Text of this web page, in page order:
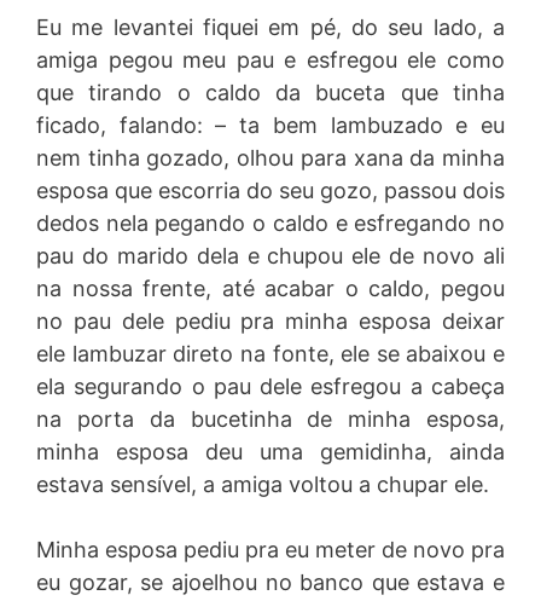
Eu me levantei fiquei em pé, do seu lado, a
amiga pegou meu pau e esfregou ele como
que tirando o caldo da buceta que tinha
ficado, falando: – ta bem lambuzado e eu
nem tinha gozado, olhou para xana da minha
esposa que escorria do seu gozo, passou dois
dedos nela pegando o caldo e esfregando no
pau do marido dela e chupou ele de novo ali
na nossa frente, até acabar o caldo, pegou
no pau dele pediu pra minha esposa deixar
ele lambuzar direto na fonte, ele se abaixou e
ela segurando o pau dele esfregou a cabeça
na porta da bucetinha de minha esposa,
minha esposa deu uma gemidinha, ainda
estava sensível, a amiga voltou a chupar ele.
Minha esposa pediu pra eu meter de novo pra
eu gozar, se ajoelhou no banco que estava e